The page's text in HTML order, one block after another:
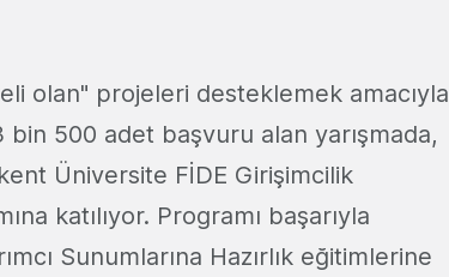
olan" projeleri desteklemek amacıyla
500 adet başvuru alan yarışmada,
Üniversite FİDE Girişimcilik
katılıyor. Programı başarıyla
Sunumlarına Hazırlık eğitimlerine